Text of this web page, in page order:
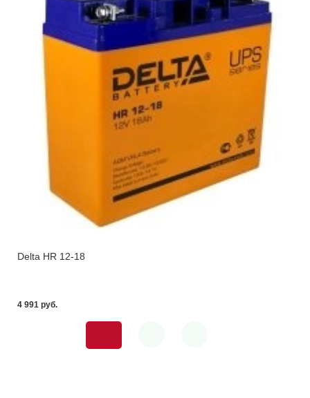
Delta HR 12-18
4 991 pуб.